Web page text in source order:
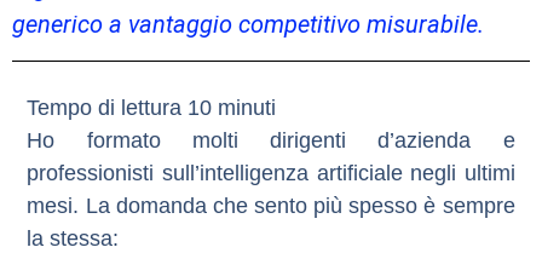
generico a vantaggio competitivo misurabile.
Ho formato molti dirigenti d’azienda e
professionisti sull’intelligenza artificiale negli ultimi
mesi. La domanda che sento più spesso è sempre
la stessa: